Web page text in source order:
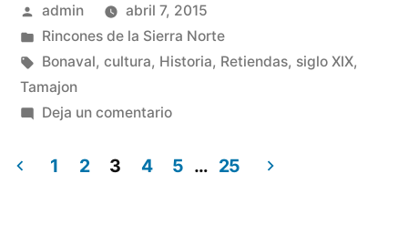
de
Retiendas
los
pueblos
Publicado
por
admin
abril 7, 2015
Publicado
en
Rincones de la Sierra Norte
Etiquetas:
Bonaval, cultura, Historia, Retiendas, siglo XIX,
Tamajon
Deja un comentarioen
del
1 2 3 4 5 … 25